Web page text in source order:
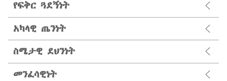
የፍቅር ጓደኝነት
አካላዊ ጤንነት
ስሜታዊ ደህንነት
መንፈሳዊነት